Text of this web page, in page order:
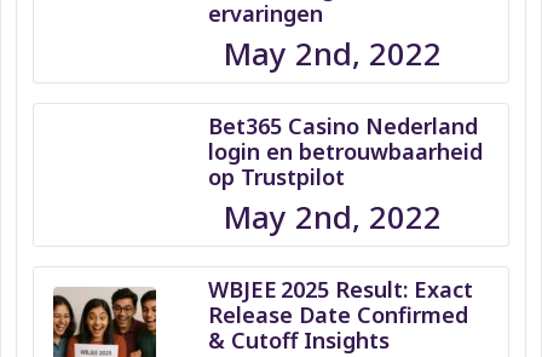
ervaringen
May 2nd, 2022
Bet365 Casino Nederland
login en betrouwbaarheid
op Trustpilot
May 2nd, 2022
WBJEE 2025 Result: Exact
Release Date Confirmed
& Cutoff Insights